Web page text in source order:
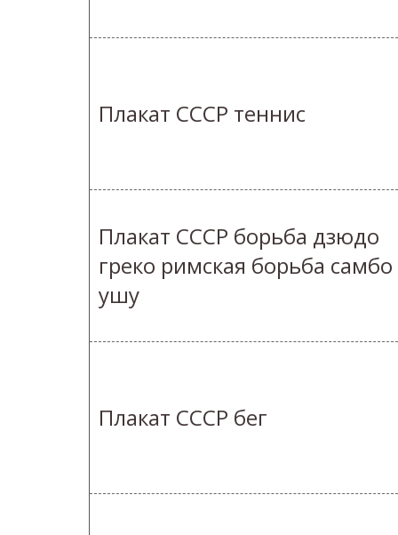
Плакат СССР теннис
Плакат СССР борьба дзюдо
греко римская борьба самбо
ушу
Плакат СССР бег